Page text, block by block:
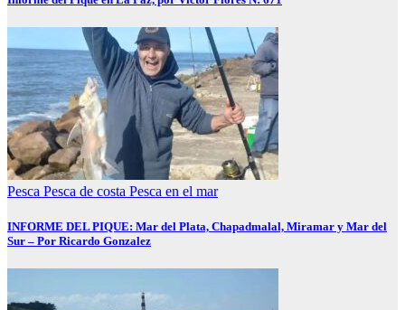
Pesca Pesca de costa Pesca en el mar
INFORME DEL PIQUE: Mar del Plata, Chapadmalal, Miramar y Mar del
Sur – Por Ricardo Gonzalez